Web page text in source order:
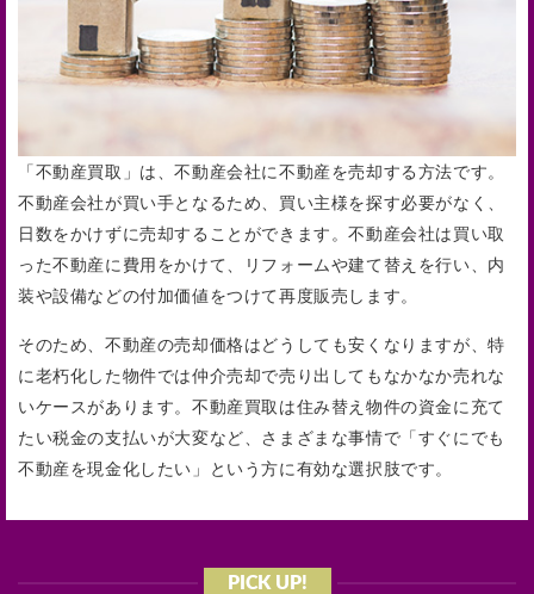
「不動産買取」は、不動産会社に不動産を売却する方法です。
不動産会社が買い手となるため、買い主様を探す必要がなく、
日数をかけずに売却することができます。不動産会社は買い取
った不動産に費用をかけて、リフォームや建て替えを行い、内
装や設備などの付加価値をつけて再度販売します。
そのため、不動産の売却価格はどうしても安くなりますが、特
に老朽化した物件では仲介売却で売り出してもなかなか売れな
いケースがあります。不動産買取は住み替え物件の資金に充て
たい税金の支払いが大変など、さまざまな事情で「すぐにでも
不動産を現金化したい」という方に有効な選択肢です。
PICK UP!